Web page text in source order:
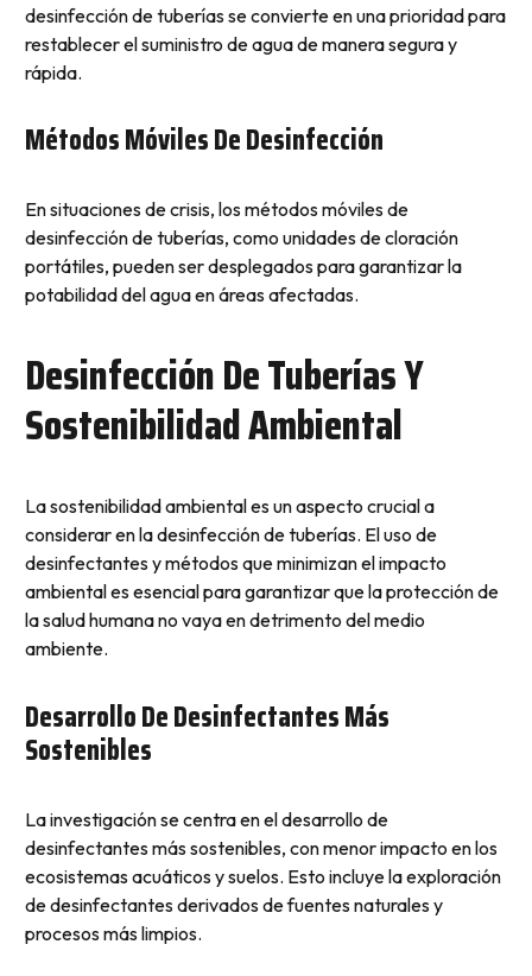
desinfección de tuberías se convierte en una prioridad para
restablecer el suministro de agua de manera segura y
rápida.
Métodos Móviles De Desinfección
En situaciones de crisis, los métodos móviles de
desinfección de tuberías, como unidades de cloración
portátiles, pueden ser desplegados para garantizar la
potabilidad del agua en áreas afectadas.
Desinfección De Tuberías Y
Sostenibilidad Ambiental
La sostenibilidad ambiental es un aspecto crucial a
considerar en la desinfección de tuberías. El uso de
desinfectantes y métodos que minimizan el impacto
ambiental es esencial para garantizar que la protección de
la salud humana no vaya en detrimento del medio
ambiente.
Desarrollo De Desinfectantes Más
Sostenibles
La investigación se centra en el desarrollo de
desinfectantes más sostenibles, con menor impacto en los
ecosistemas acuáticos y suelos. Esto incluye la exploración
de desinfectantes derivados de fuentes naturales y
procesos más limpios.